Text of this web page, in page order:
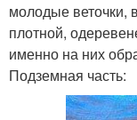
молодые веточки,
плотной,
именно на них
Подземная часть: